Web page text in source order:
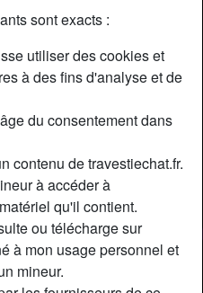
sont exacts :
utiliser des cookies et
à des fins d'analyse et de
du consentement dans
contenu de travestiechat.fr.
à accéder à
qu'il contient.
ou télécharge sur
à mon usage personnel et
mineur.
23
Yvelines
Transexuelle
Foncé
Oui
Oui